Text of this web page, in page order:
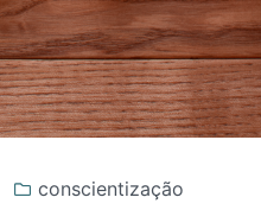
conscientização